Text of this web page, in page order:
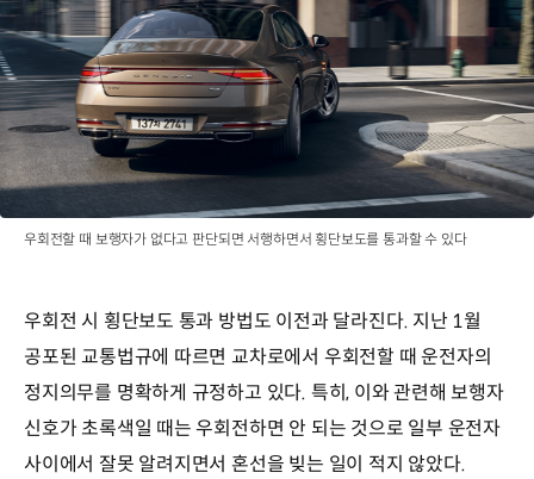
우회전할 때 보행자가 없다고 판단되면 서행하면서 횡단보도를 통과할 수 있다
우회전 시 횡단보도 통과 방법도 이전과 달라진다. 지난 1월
공포된 교통법규에 따르면 교차로에서 우회전할 때 운전자의
정지의무를 명확하게 규정하고 있다. 특히, 이와 관련해 보행자
신호가 초록색일 때는 우회전하면 안 되는 것으로 일부 운전자
사이에서 잘못 알려지면서 혼선을 빚는 일이 적지 않았다.